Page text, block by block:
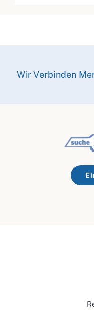
Wir Verbinden